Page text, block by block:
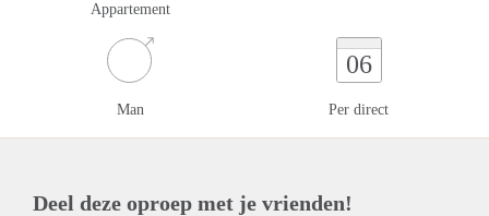
Appartement
Man
06
Per direct
Deel deze oproep met je vrienden!